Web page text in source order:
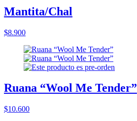
Mantita/Chal
$8.900
Ruana “Wool Me Tender”
$10.600